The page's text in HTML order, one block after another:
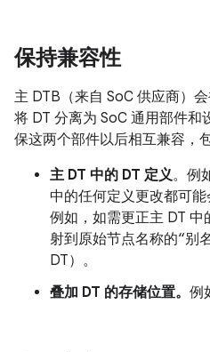
保持兼容性
主 DTB（来自 SoC 供应商）
将 DT 分离为 SoC 通用部件和
保这两个部件以后相互兼容，
主 DT 中的 DT 定义。例
中的任何定义更改都可能
例如，如需更正主 DT
射到原始节点名称的“别
DT）。
叠加 DT 的存储位置。 例